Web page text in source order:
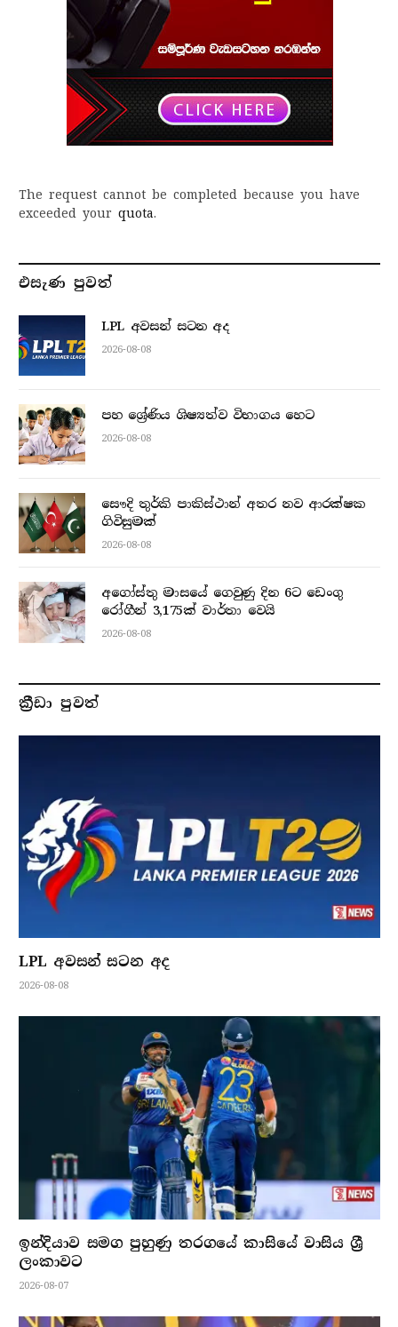
The request cannot be completed because you have
exceeded your quota.
එසැණ පුව​ත්
LPL අවසන් සටන අද
2026-08-08
පහ ශ්‍රේණිය ශිෂ්‍යත්ව විභාගය හෙට
2026-08-08
සෞදි තුර්කි පාකිස්ථාන් අතර නව ආරක්ෂක
ගිවිසුමක්
2026-08-08
අගෝස්තු මාසයේ ගෙවුණු දින 6ට ඩෙංගු
රෝගීන් 3,175ක් වාර්තා වෙයි
2026-08-08
ක්‍රීඩා පුවත්
LPL අවසන් සටන අද
2026-08-08
ඉන්දියාව සමග පුහුණු තරගයේ කාසියේ වාසිය ශ්‍රී
ලංකාවට
2026-08-07